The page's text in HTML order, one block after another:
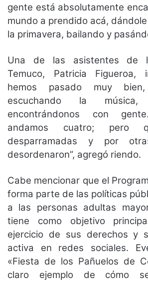
gente está absolutamente
mundo a prendido acá,
la primavera, bailando y
Una de las asistentes de
Temuco, Patricia Figueroa,
hemos pasado muy bien,
escuchando la música,
encontrándonos con
andamos cuatro; pero
desparramadas y por
desordenaron”, agregó riendo.
Cabe mencionar que el
forma parte de las políticas
a las personas adultas
tiene como objetivo
ejercicio de sus derechos y
activa en redes sociales.
«Fiesta de los Pañuelos de
claro ejemplo de cómo